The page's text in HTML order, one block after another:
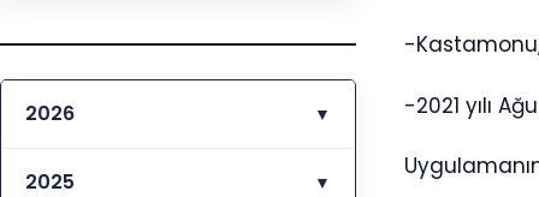
-
-2021 yılı
2026 ▼
2025 ▼